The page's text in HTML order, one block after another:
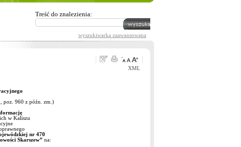
Treść do znalezienia:
wyszukiwarka zaawansowana
XML
poz. 960 z późn. zm.)
w Kaliszu
nr 470
Skarszew” na: